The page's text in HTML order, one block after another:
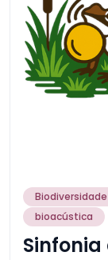
Biodiversidade
bioacústica